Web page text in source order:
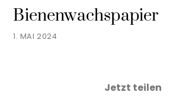
1. MAI 2024
Bienenwachspapier